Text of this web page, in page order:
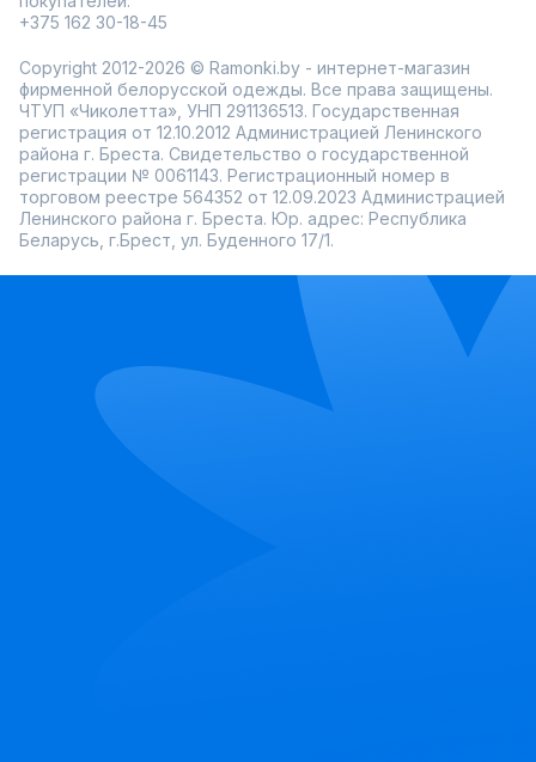
+375 162 30-18-45
Copyright 2012-2026 © Ramonki.by - интернет-магазин
фирменной белорусской одежды. Все права защищены.
ЧТУП «Чиколетта», УНП 291136513. Государственная
регистрация от 12.10.2012 Администрацией Ленинского
района г. Бреста. Свидетельство о государственной
регистрации № 0061143. Регистрационный номер в
торговом реестре 564352 от 12.09.2023 Администрацией
Ленинского района г. Бреста. Юр. адрес: Республика
Беларусь, г.Брест, ул. Буденного 17/1.